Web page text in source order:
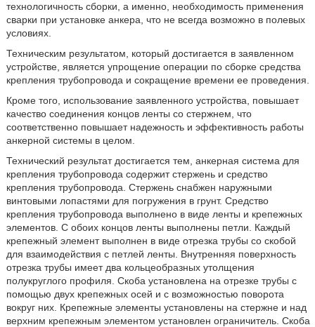
технологичность сборки, а именно, необходимость применения
сварки при установке анкера, что не всегда возможно в полевых
условиях.
Техническим результатом, который достигается в заявленном
устройстве, является упрощение операции по сборке средства
крепления трубопровода и сокращение времени ее проведения.
Кроме того, использование заявленного устройства, повышает
качество соединения концов ленты со стержнем, что
соответственно повышает надежность и эффективность работы
анкерной системы в целом.
Технический результат достигается тем, анкерная система для
крепления трубопровода содержит стержень и средство
крепления трубопровода. Стержень снабжен наружными
винтовыми лопастями для погружения в грунт. Средство
крепления трубопровода выполнено в виде ленты и крепежных
элементов. С обоих концов ленты выполнены петли. Каждый
крепежный элемент выполнен в виде отрезка трубы со скобой
для взаимодействия с петлей ленты. Внутренняя поверхность
отрезка трубы имеет два кольцеобразных утолщения
полукруглого профиля. Скоба установлена на отрезке трубы с
помощью двух крепежных осей и с возможностью поворота
вокруг них. Крепежные элементы установлены на стержне и над
верхним крепежным элементом установлен ограничитель. Скоба